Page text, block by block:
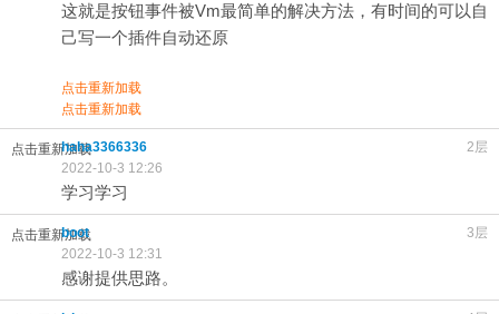
这就是按钮事件被Vm最简单的解决方法，有时间的可以自
己写一个插件自动还原
点击重新加载
点击重新加载
点击重新加载 2层
haha3366336
2022-10-3 12:26
学习学习
点击重新加载 3层
boot
2022-10-3 12:31
感谢提供思路。